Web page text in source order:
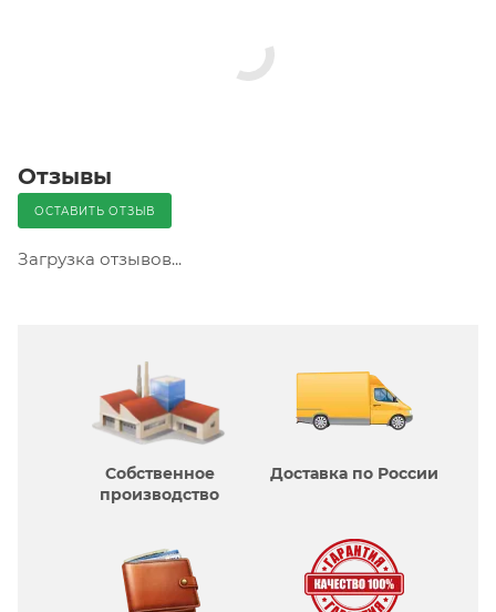
Отзывы
ОСТАВИТЬ ОТЗЫВ
Загрузка отзывов...
Собственное
производcтво
Доставка по России